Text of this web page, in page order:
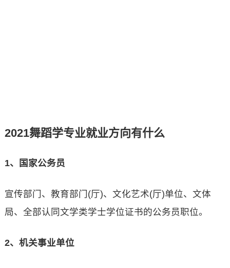
2021舞蹈学专业就业方向有什么
1、国家公务员
宣传部门、教育部门(厅)、文化艺术(厅)单位、文体
局、全部认同文学类学士学位证书的公务员职位。
2、机关事业单位